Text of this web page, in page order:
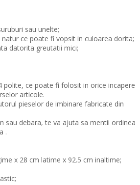
sau unelte;
ce poate fi vopsit in culoarea dorita;
datorita greutatii mici;
polite, ce poate fi folosit in orice incapere
articole.
pieselor de imbinare fabricate din
sau debara, te va ajuta sa mentii ordinea
.
x 28 cm latime x 92.5 cm inaltime;